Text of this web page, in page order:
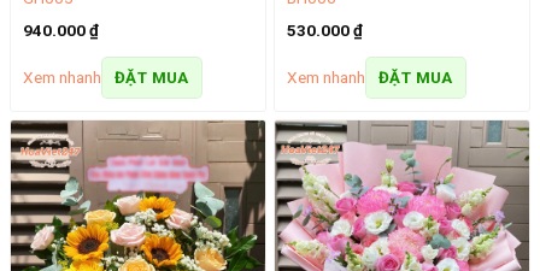
940.000₫
Xem nhanh ĐẶT MUA
530.000₫
Xem nhanh ĐẶT MUA